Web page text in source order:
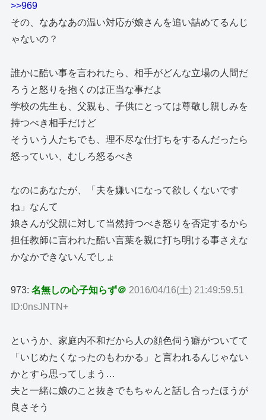
>>969
その、なあなあの温い対応が娘さんを追い詰めてるんじ
ゃないの？
誰かに酷い事を言われたら、相手がどんな立場の人間だ
ろうと怒りを抱くのは正当な事だよ
学校の先生も、父親も、子供にとっては尊敬し親しみを
持つべき相手だけど
そういう人たちでも、理不尽な仕打ちをするんだったら
怒っていい、むしろ怒るべき
なのにあなたが、「夫を嫌いになって欲しくないです
ね」なんて
娘さんが父親に対して当然持つべき怒りを否定するから
担任教師に言われた酷い言葉を親に打ち明ける事さえな
かなかできないんでしょ
973:名無しの心子知らず＠ 2016/04/16(土) 21:49:59.51
ID:0nsJNTN+
というか、家庭内不和だから人の顔色伺う癖がついてて
「いじめたくなったのもわかる」と言われるんじゃない
かとすら思ってしまう…
夫と一緒に娘のこと抜きでもちゃんと話し合ったほうが
良さそう